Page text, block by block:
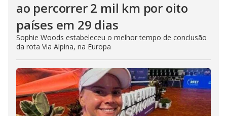
ao percorrer 2 mil km por oito
países em 29 dias
Sophie Woods estabeleceu o melhor tempo de conclusão
da rota Via Alpina, na Europa